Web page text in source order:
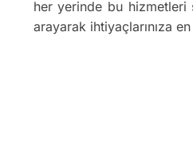
her yerinde bu hizmetleri
arayarak ihtiyaçlarınıza